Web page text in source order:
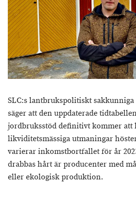
SLC:s lantbrukspolitiskt sakkunniga
säger att den uppdaterade
jordbruksstöd definitivt kommer att
likviditetsmässiga utmaningar
varierar inkomstbortfallet för år
drabbas hårt är producenter med
eller ekologisk produktion.